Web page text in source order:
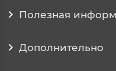
Полезная
Дополнительно